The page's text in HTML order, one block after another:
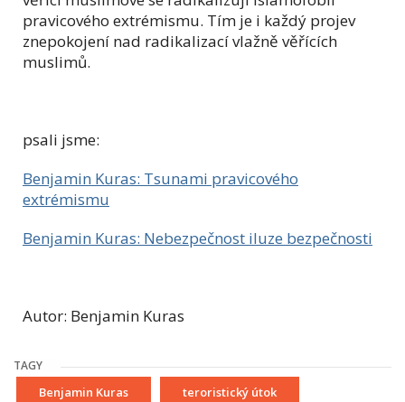
pravicového extrémismu. Tím je i každý projev
znepokojení nad radikalizací vlažně věřících
muslimů.
psali jsme:
Benjamin Kuras: Tsunami pravicového
extrémismu
Benjamin Kuras: Nebezpečnost iluze bezpečnosti
Autor: Benjamin Kuras
TAGY
Benjamin Kuras teroristický útok